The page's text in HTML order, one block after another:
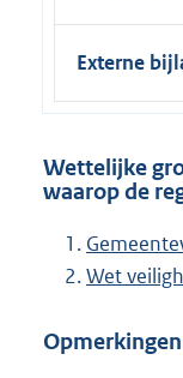
Externe
Wettelijke
waarop de
Wet